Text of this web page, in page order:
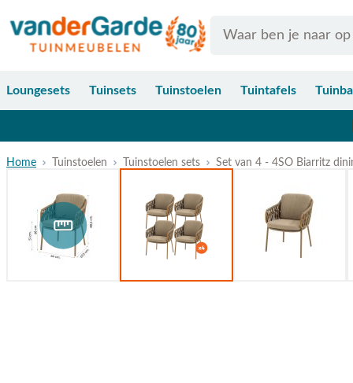
Loungesets Tuinsets Tuinstoelen Tuintafels
Home Tuinstoelen Tuinstoelen sets Set van 4 - 4SO Biarritz